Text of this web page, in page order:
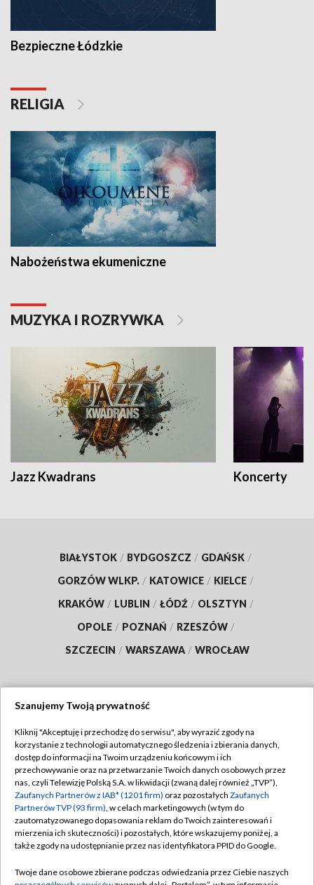
Bezpieczne Łódzkie
RELIGIA
Nabożeństwa ekumeniczne
MUZYKA I ROZRYWKA
Jazz Kwadrans Koncerty
BIAŁYSTOK / BYDGOSZCZ / GDAŃSK /
GORZÓW WLKP. / KATOWICE / KIELCE /
KRAKÓW / LUBLIN / ŁÓDŹ / OLSZTYN /
OPOLE / POZNAŃ / RZESZÓW /
SZCZECIN / WARSZAWA / WROCŁAW
TVP
Abonament TVP
Emisja w TVP
Centrum informacji TVP
Naziemna Telewizja Cyfrowa
Regulamin TVP
Polityka prywatności
Moje zgody
Pomoc
Szanujemy Twoją prywatność
Kliknij "Akceptuję i przechodzę do serwisu", aby wyrazić zgody na
korzystanie z technologii automatycznego śledzenia i zbierania danych,
dostęp do informacji na Twoim urządzeniu końcowym i ich
przechowywanie oraz na przetwarzanie Twoich danych osobowych przez
nas, czyli Telewizję Polską S.A. w likwidacji (zwaną dalej również „TVP”),
Zaufanych Partnerów z IAB* (1201 firm) oraz pozostałych Zaufanych
Partnerów TVP (93 firm), w celach marketingowych (w tym do
zautomatyzowanego dopasowania reklam do Twoich zainteresowań i
mierzenia ich skuteczności) i pozostałych, które wskazujemy poniżej, a
także zgody na udostępnianie przez nas identyfikatora PPID do Google.
Twoje dane osobowe zbierane podczas odwiedzania przez Ciebie naszych